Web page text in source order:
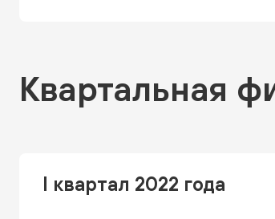
Квартальная
I квартал 2022 года